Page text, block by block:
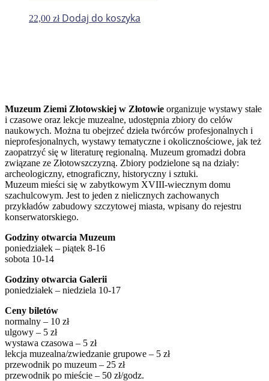
22,00 zł Dodaj do koszyka
Muzeum Ziemi Złotowskiej w Złotowie organizuje wystawy stałe
i czasowe oraz lekcje muzealne, udostępnia zbiory do celów
naukowych. Można tu obejrzeć dzieła twórców profesjonalnych i
nieprofesjonalnych, wystawy tematyczne i okolicznościowe, jak też
zaopatrzyć się w literaturę regionalną. Muzeum gromadzi dobra
związane ze Złotowszczyzną. Zbiory podzielone są na działy:
archeologiczny, etnograficzny, historyczny i sztuki.
Muzeum mieści się w zabytkowym XVIII-wiecznym domu
szachulcowym. Jest to jeden z nielicznych zachowanych
przykładów zabudowy szczytowej miasta, wpisany do rejestru
konserwatorskiego.
Godziny otwarcia Muzeum
poniedziałek – piątek 8-16
sobota 10-14
Godziny otwarcia Galerii
poniedziałek – niedziela 10-17
Ceny biletów
normalny – 10 zł
ulgowy – 5 zł
wystawa czasowa – 5 zł
lekcja muzealna/zwiedzanie grupowe – 5 zł
przewodnik po muzeum – 25 zł
przewodnik po mieście – 50 zł/godz.